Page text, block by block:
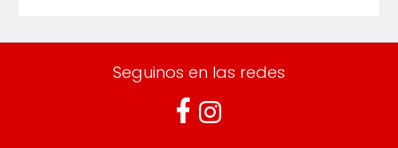
Seguinos en las redes